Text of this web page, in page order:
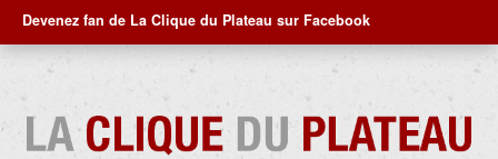
Devenez fan de La Clique du Plateau sur Facebook